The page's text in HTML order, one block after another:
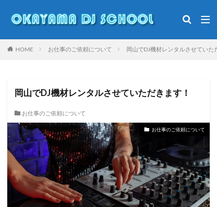
HOME お仕事のご依頼について 岡山でDJ機材レンタルさせていた
岡山でDJ機材レンタルさせていただきます！
お仕事のご依頼について
お仕事のご依頼について
DJ 岡山DJスクール DJやり方 DJ初心者 DJ入門
カテゴリー
タグ
Clubdj
ダンサー
ダンス
ダンススタジオ
ダンスバトル
ナイトクラブ
モモロックフェス
勝田あんこうまつり
オープンフォーマットdj
小学生dj
岡山
岡山DJ
岡山DJスクール 桃磐祭
洋楽
渋谷
盆ダンス 美作市
キッズDJ